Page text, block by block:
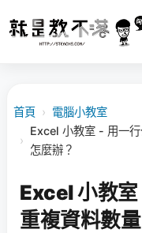
首頁 › 電腦小教室
›
Excel 小教室 - 用一
怎麼辦？
Excel 小教
重複資料數